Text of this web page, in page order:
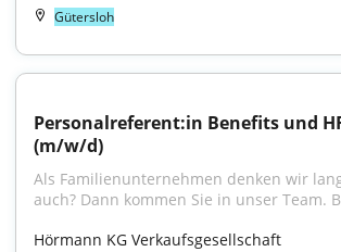
Gütersloh
Personalreferent:in Benefits und
(m/w/d)
Als Familienunternehmen denken wir
auch? Dann kommen Sie in unser Team.
Hörmann KG Verkaufsgesellschaft